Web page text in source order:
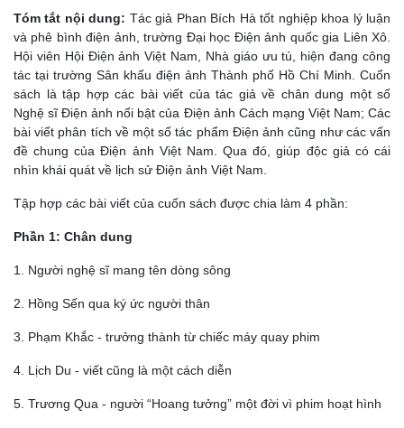
Tóm tắt nội dung: Tác giả Phan Bích Hà tốt nghiệp khoa lý luận
và phê bình điện ảnh, trường Đại học Điện ảnh quốc gia Liên Xô.
Hội viên Hội Điện ảnh Việt Nam, Nhà giáo ưu tú, hiện đang công
tác tại trường Sân khấu điện ảnh Thành phố Hồ Chí Minh. Cuốn
sách là tập hợp các bài viết của tác giả về chân dung một số
Nghệ sĩ Điện ảnh nổi bật của Điện ảnh Cách mạng Việt Nam; Các
bài viết phân tích về một số tác phẩm Điện ảnh cũng như các vấn
đề chung của Điện ảnh Việt Nam. Qua đó, giúp độc giả có cái
nhìn khái quát về lịch sử Điện ảnh Việt Nam.
Tập hợp các bài viết của cuốn sách được chia làm 4 phần:
Phần 1: Chân dung
1. Người nghệ sĩ mang tên dòng sông
2. Hồng Sến qua ký ức người thân
3. Phạm Khắc - trưởng thành từ chiếc máy quay phim
4. Lịch Du - viết cũng là một cách diễn
5. Trương Qua - người “Hoang tưởng” một đời vì phim hoạt hình